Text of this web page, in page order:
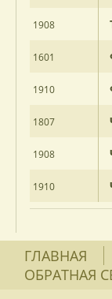
1908
1601
1910
1807
1908
1910
ГЛАВНАЯ
ОБРАТНАЯ